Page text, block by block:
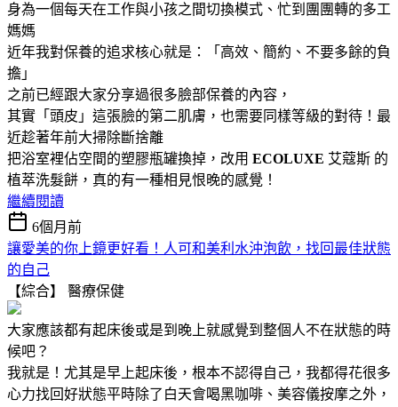
身為一個每天在工作與小孩之間切換模式、忙到團團轉的多工
媽媽
近年我對保養的追求核心就是：「高效、簡約、不要多餘的負
擔」
之前已經跟大家分享過很多臉部保養的內容，
其實「頭皮」這張臉的第二肌膚，也需要同樣等級的對待！最
近趁著年前大掃除斷捨離
把浴室裡佔空間的塑膠瓶罐換掉，改用 ECOLUXE 艾蔻斯 的
植萃洗髮餅，真的有一種相見恨晚的感覺！
繼續閱讀
6個月前
讓愛美的你上鏡更好看！人可和美利水沖泡飲，找回最佳狀態
的自己
【綜合】 醫療保健
大家應該都有起床後或是到晚上就感覺到整個人不在狀態的時
候吧？
我就是！ 尤其是早上起床後， 根本不認得自己， 我都得花很多
心力找回好狀態平時除了白天會喝黑咖啡、美容儀按摩之外，